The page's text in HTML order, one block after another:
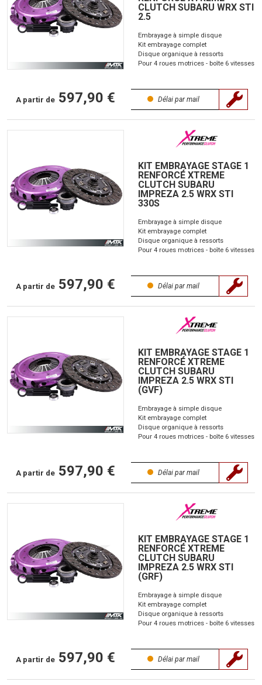
CLUTCH SUBARU WRX STI
2.5
Embrayage à simple disque
Kit embrayage complet
Disque organique à ressorts
Pour 4 roues motrices - boîte 6 vitesses
A partir de 597,90 € Délai par mail
KIT EMBRAYAGE STAGE 1
RENFORCÉ XTREME
CLUTCH SUBARU
IMPREZA 2.5 WRX STI
330S
Embrayage à simple disque
Kit embrayage complet
Disque organique à ressorts
Pour 4 roues motrices - boîte 6 vitesses
A partir de 597,90 € Délai par mail
KIT EMBRAYAGE STAGE 1
RENFORCÉ XTREME
CLUTCH SUBARU
IMPREZA 2.5 WRX STI
(GVF)
Embrayage à simple disque
Kit embrayage complet
Disque organique à ressorts
Pour 4 roues motrices - boîte 6 vitesses
A partir de 597,90 € Délai par mail
KIT EMBRAYAGE STAGE 1
RENFORCÉ XTREME
CLUTCH SUBARU
IMPREZA 2.5 WRX STI
(GRF)
Embrayage à simple disque
Kit embrayage complet
Disque organique à ressorts
Pour 4 roues motrices - boîte 6 vitesses
A partir de 597,90 € Délai par mail